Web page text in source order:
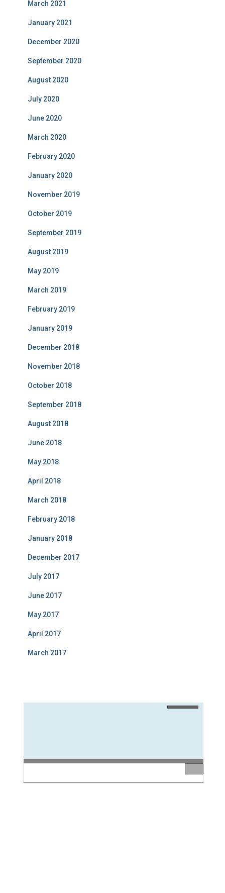
March 2021
January 2021
December 2020
September 2020
August 2020
July 2020
June 2020
March 2020
February 2020
January 2020
November 2019
October 2019
September 2019
August 2019
May 2019
March 2019
February 2019
January 2019
December 2018
November 2018
October 2018
September 2018
August 2018
June 2018
May 2018
April 2018
March 2018
February 2018
January 2018
December 2017
July 2017
June 2017
May 2017
April 2017
March 2017